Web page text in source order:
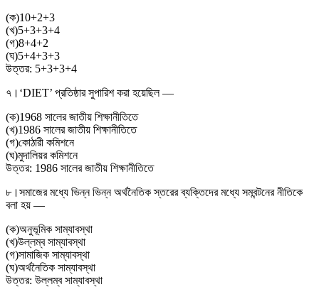
(ক)10+2+3
(খ)5+3+3+4
(গ)8+4+2
(ঘ)5+4+3+3
উত্তর: 5+3+3+4
৭। ‘DIET’ প্রতিষ্ঠার সুপারিশ করা হয়েছিল —
(ক)1968 সালের জাতীয় শিক্ষানীতিতে
(খ)1986 সালের জাতীয় শিক্ষানীতিতে
(গ)কোঠারী কমিশনে
(ঘ)মুদালিয়র কমিশনে
উত্তর: 1986 সালের জাতীয় শিক্ষানীতিতে
৮। সমাজের মধ্যে ভিন্ন ভিন্ন অর্থনৈতিক স্তরের ব্যক্তিদের মধ্যে সমবন্টনের নীতিকে
বলা হয় —
(ক)অনুভূমিক সাম্যাবস্থা
(খ)উল্লম্ব সাম্যাবস্থা
(গ)সামাজিক সাম্যাবস্থা
(ঘ)অর্থনৈতিক সাম্যাবস্থা
উত্তর: উল্লম্ব সাম্যাবস্থা